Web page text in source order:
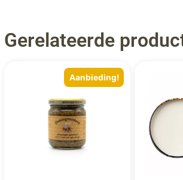
Gerelateerde
Aanbieding!